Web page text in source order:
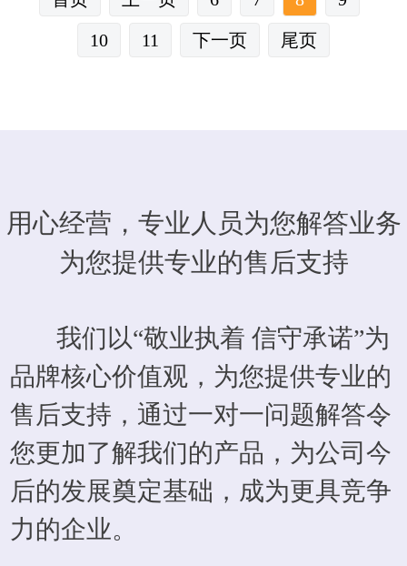
10 11 下一页 尾页
用心经营，专业人员为您解答业务
为您提供专业的售后支持
我们以“敬业执着 信守承诺”为
品牌核心价值观，为您提供专业的
售后支持，通过一对一问题解答令
您更加了解我们的产品，为公司今
后的发展奠定基础，成为更具竞争
力的企业。